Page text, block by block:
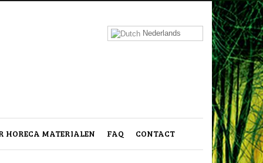
Nederlands
HORECA MATERIALEN FAQ CONTACT